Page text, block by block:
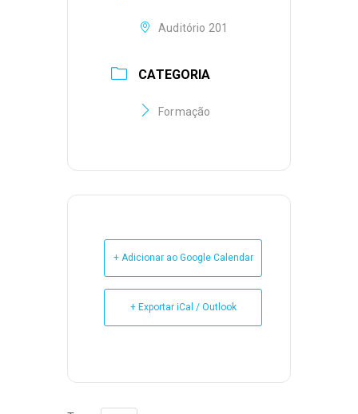
Auditório 201
CATEGORIA
Formação
+ Adicionar ao Google Calendar
+ Exportar iCal / Outlook